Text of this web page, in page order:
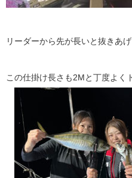
リーダーから先が長いと抜きあ
この仕掛け長さも2Mと丁度よく